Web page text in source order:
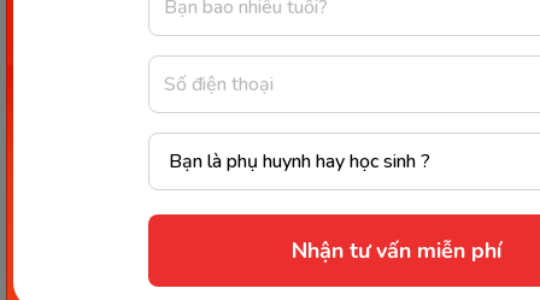
Nhận tư vấn miễn phí
Qua những thông tin trên, Monkey đã giúp ba mẹ
. Từ đó có những phương pháp chăm sóc phù
hợp để giúp con phát triển tốt nhất cả về sức khỏe
lẫn nhận thức. Tham khảo ứng dụng học ngôn ngữ
sớm của Monkey: Monekey Junior để giúp con phát
triển ngôn ngữ tốt nhất trong giai đoạn đầu đời này